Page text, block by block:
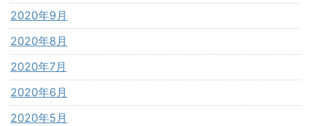
2020年9月
2020年8月
2020年7月
2020年6月
2020年5月